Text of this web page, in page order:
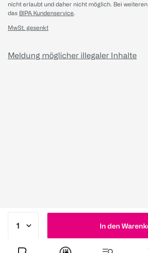
In den
nicht erlaubt und daher nicht möglich. Bei
das BIPA Kundenservice.
MwSt. gesenkt
Meldung möglicher illegaler Inhalte